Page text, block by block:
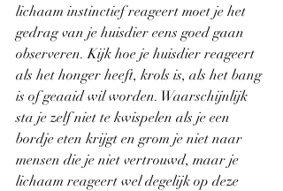
lichaam instinctief reageert moet je het
gedrag van je huisdier eens goed gaan
observeren. Kijk hoe je huisdier reageert
als het honger heeft, krols is, als het bang
is of geaaid wil worden. Waarschijnlijk
sta je zelf niet te kwispelen als je een
bordje eten krijgt en grom je niet naar
mensen die je niet vertrouwd, maar je
lichaam reageert wel degelijk op deze